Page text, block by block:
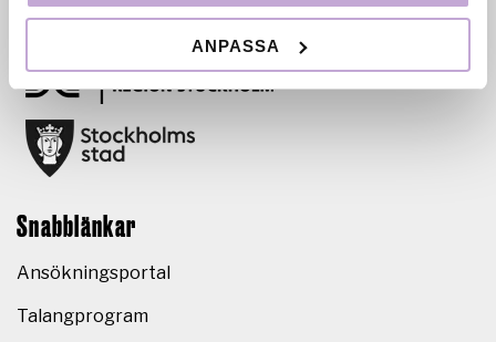
ANPASSA
och drivs i nära samarbete med Stockholms stad.
Snabblänkar
Ansökningsportal
Talangprogram